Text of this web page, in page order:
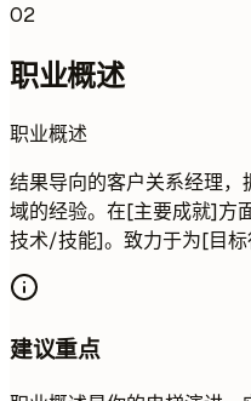
02
职业概述
职业概述
结果导向的客户关系经理
域的经验。在[主要成就]方
技术/技能]。致力于为[目
建议重点